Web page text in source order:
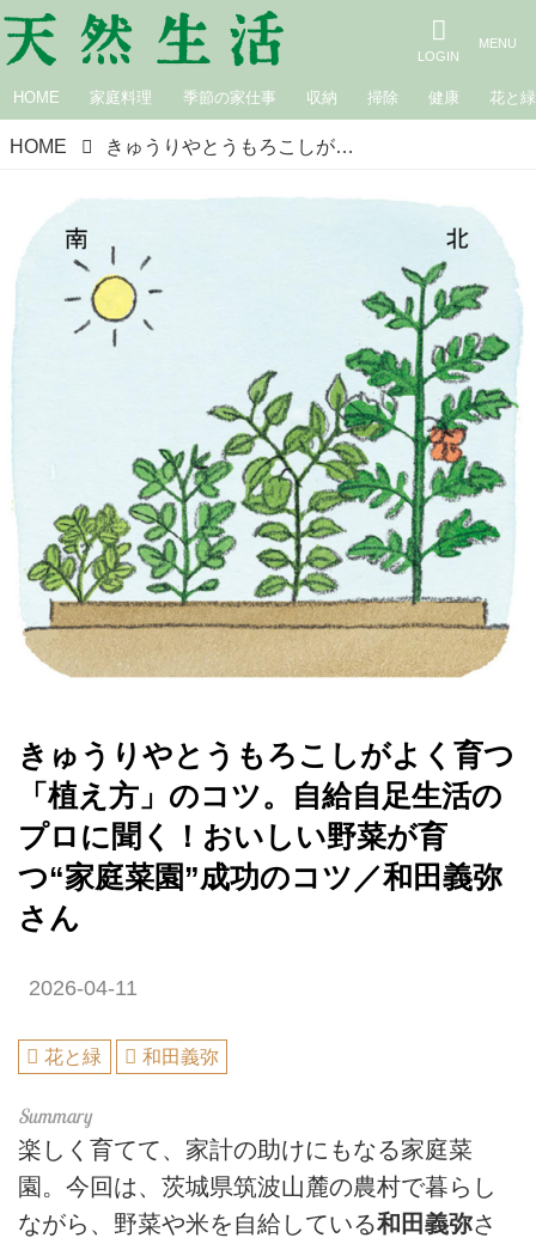
HOME 家庭料理 季節の家仕事 収納 掃除 健康 花と緑
HOME きゅうりやとうもろこしがよく育つ「植え方」のコツ。自給自足生活のプロに聞く！おいしい野菜が育つ“家庭菜園”成功のコツ／和田義弥さん
きゅうりやとうもろこしがよく育つ
「植え方」のコツ。自給自足生活の
プロに聞く！おいしい野菜が育
つ“家庭菜園”成功のコツ／和田義弥
さん
2026-04-11
花と緑 和田義弥
楽しく育てて、家計の助けにもなる家庭菜
園。今回は、茨城県筑波山麓の農村で暮らし
ながら、野菜や米を自給している和田義弥さ